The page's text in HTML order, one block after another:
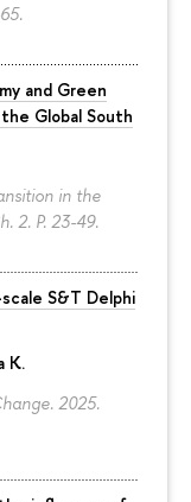
and Green
Global South
in the
2. P. 23-49.
S&T Delphi
K.
2025.